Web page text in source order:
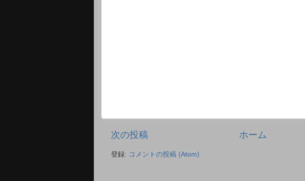
次の投稿 ホーム
登録: コメントの投稿 (Atom)